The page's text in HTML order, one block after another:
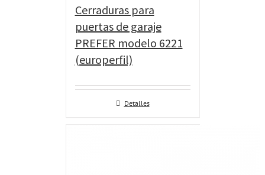
Cerraduras para
puertas de garaje
PREFER modelo 6221
(europerfil)
Detalles